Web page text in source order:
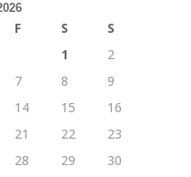
F S
S
1
2
7 8
9
14 15
16
21 22
23
28 29
30